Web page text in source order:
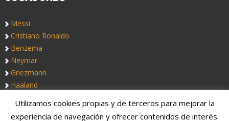
Messi
Cristiano Ronaldo
Benzema
Neymar
Griezmann
Haaland
Copyright © 2019. SomosNotas de Fútbol
, un blog de fútbol
Utilizamos cookies propias y de terceros para mejorar la
experiencia de navegación y ofrecer contenidos de interés.